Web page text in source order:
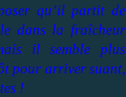
qu’il partit de
dans la fraîcheur
il semble plus
pour arriver suant,
!